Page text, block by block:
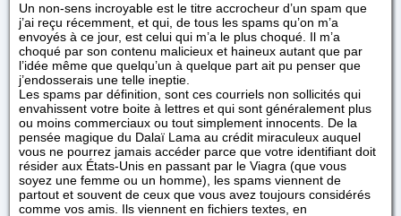
Un non-sens incroyable est le titre accrocheur d’un spam que
j’ai reçu récemment, et qui, de tous les spams qu’on m’a
envoyés à ce jour, est celui qui m’a le plus choqué. Il m’a
choqué par son contenu malicieux et haineux autant que par
l’idée même que quelqu’un à quelque part ait pu penser que
j’endosserais une telle ineptie.
Les spams par définition, sont ces courriels non sollicités qui
envahissent votre boite à lettres et qui sont généralement plus
ou moins commerciaux ou tout simplement innocents. De la
pensée magique du Dalaï Lama au crédit miraculeux auquel
vous ne pourrez jamais accéder parce que votre identifiant doit
résider aux États-Unis en passant par le Viagra (que vous
soyez une femme ou un homme), les spams viennent de
partout et souvent de ceux que vous avez toujours considérés
comme vos amis. Ils viennent en fichiers textes, en